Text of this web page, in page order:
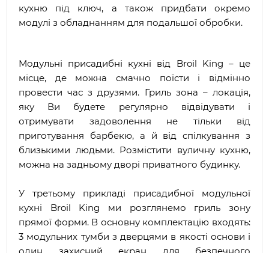
кухню під ключ, а також придбати окремо
модулі з обладнанням для подальшої обробки.
Модульні присадибні кухні від Broil King – це
місце, де можна смачно поїсти і відмінно
провести час з друзями. Гриль зона – локація,
яку Ви будете регулярно відвідувати і
отримувати задоволення не тільки від
приготування барбекю, а й від спілкування з
близькими людьми. Розмістити вуличну кухню,
можна на задньому дворі приватного будинку.
У третьому прикладі присадибної модульної
кухні Broil King ми розглянемо гриль зону
прямої форми. В основну комплектацію входять:
3 модульних тумби з дверцями в якості основи і